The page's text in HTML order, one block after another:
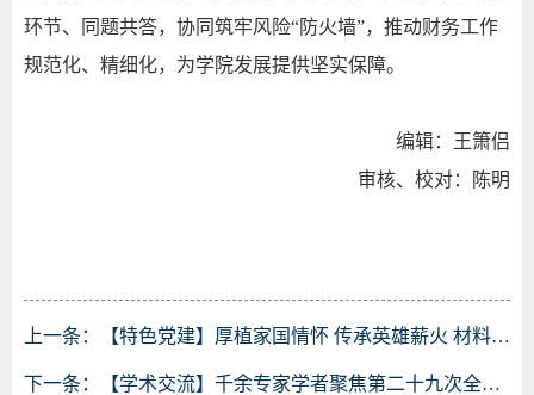
环节、同题共答，协同筑牢风险“防火墙”，推动财务工作
规范化、精细化，为学院发展提供坚实保障。
编辑：王箫侣
审核、校对：陈明
上一条： 【特色党建】厚植家国情怀 传承英雄薪火 材料学院行政教职工党支部组织观看《志愿军：浴血和平》
下一条： 【学术交流】千余专家学者聚焦第二十九次全国焊接学术会议